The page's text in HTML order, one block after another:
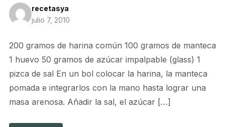
recetasya
julio 7, 2010
200 gramos de harina común 100 gramos de manteca
1 huevo 50 gramos de azúcar impalpable (glass) 1
pizca de sal En un bol colocar la harina, la manteca
pomada e integrarlos con la mano hasta lograr una
masa arenosa. Añadir la sal, el azúcar […]